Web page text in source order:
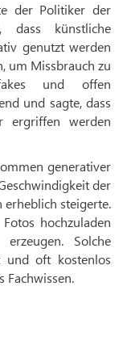
der Politiker der
dass künstliche
genutzt werden
um Missbrauch zu
und offen
und sagte, dass
ergriffen werden
generativer
der
steigerte.
hochzuladen
Solche
und oft kostenlos
Fachwissen.